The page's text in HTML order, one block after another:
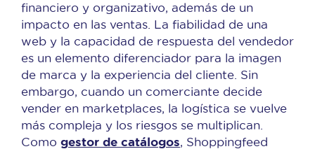
financiero y organizativo, además de un
impacto en las ventas. La fiabilidad de una
web y la capacidad de respuesta del vendedor
es un elemento diferenciador para la imagen
de marca y la experiencia del cliente. Sin
embargo, cuando un comerciante decide
vender en marketplaces, la logística se vuelve
más compleja y los riesgos se multiplican.
Como gestor de catálogos, Shoppingfeed